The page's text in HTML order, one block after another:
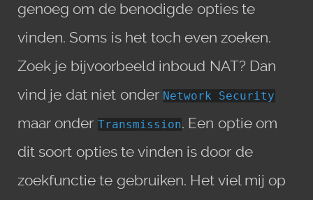
genoeg om de benodigde opties te
vinden. Soms is het toch even zoeken.
Zoek je bijvoorbeeld inboud NAT? Dan
vind je dat niet onder Network Security
maar onder Transmission. Een optie om
dit soort opties te vinden is door de
zoekfunctie te gebruiken. Het viel mij op